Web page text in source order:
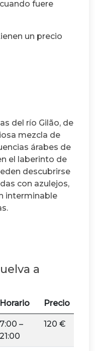
fuere
un precio
del río Gilão, de
mezcla de
árabes de
el laberinto de
descubrirse
con azulejos,
interminable
a
Horario Precio
7:00 –
21:00
120 €